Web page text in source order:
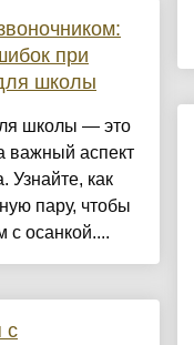
при
школы
школы — это
важный аспект
Узнайте, как
пару, чтобы
с осанкой....
с